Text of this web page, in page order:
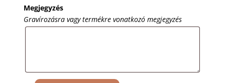
Megjegyzés
Gravírozásra vagy termékre vonatkozó megjegyzés